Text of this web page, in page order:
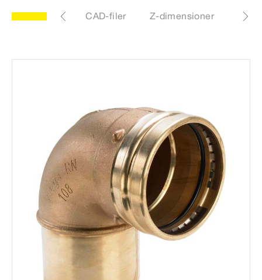
Artiklar CAD-filer Z-dimensioner